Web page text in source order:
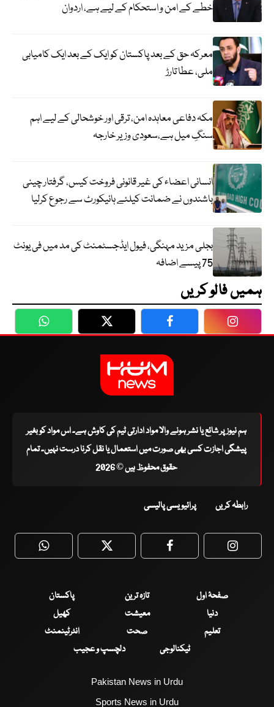
خطے کے امن و استحکام کے لیے ہے، اردوان
معرکہ حق کے بعد پاکستان کو ایک کے بعد ایک کامیابی
ملی، عطا تارڑ
مکہ دفاعی معاہدہ امن، ترقی اور خوشحالی کے لیے اہم
سنگِ میل ہے،سعودی وزیر خارجہ
انسانی اعضاء کی غیر قانونی فروخت کیس، گرفتار چینی
باشندوں نے ضمانت کیلئے ہائیکورٹ سے رجوع کرلیا
بجلی مزید مہنگی، فیول ایڈجسٹمنٹ کی مد میں فی یونٹ
75 پیسے اضافہ
ہمیں فالو کریں
WhatsApp Twitter Facebook
ہم نیوز پر شائع یا نشر ہونے والا مواد ادارتی ٹیم کی کاوش ہے۔ اس مواد کو بغیر
پیشگی اجازت کسی بھی صورت میں استعمال یا نقل کرنا درست نہیں۔ تمام
حقوق محفوظ ہیں © 2026
رابطہ کریں پرائیویسی پالیسی
WhatsApp Twitter Facebook
صفحۂ اول تازہ ترین
پاکستان
دنیا
معیشت
کھیل
تعلیم
صحت
انٹرٹینمنٹ
ٹیکنالوجی
دلچسپ و عجیب
Pakistan News in Urdu
Sports News in Urdu